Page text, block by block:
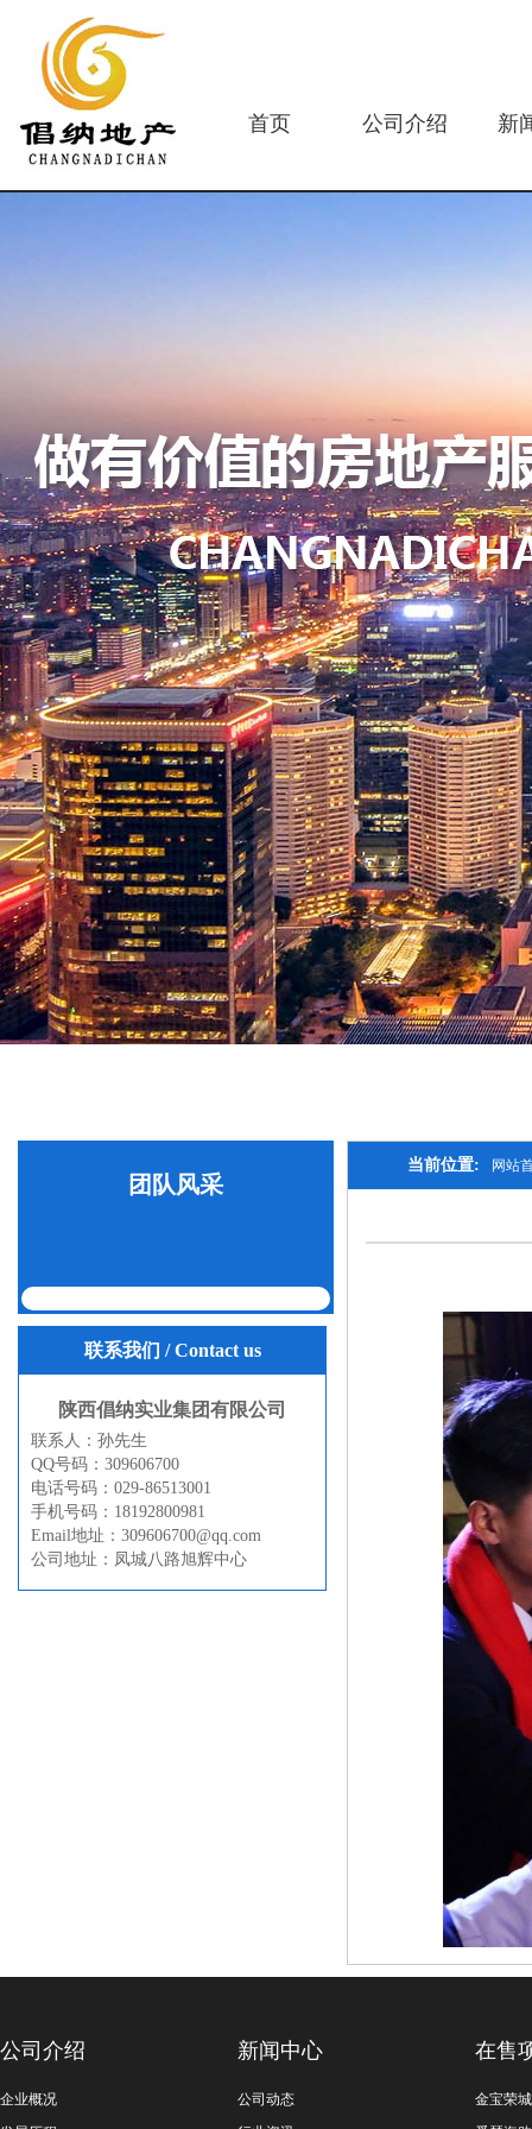
首页 公司介绍 新
团队风采
联系我们 / Contact us
陕西倡纳实业集团有限公司
联系人：孙先生
QQ号码：309606700
电话号码：029-86513001
手机号码：18192800981
Email地址：309606700@qq.com
公司地址：凤城八路旭辉中心
当前位置: 网站
公司介绍
企业概况
新闻中心
公司动态
在售
金宝荣城